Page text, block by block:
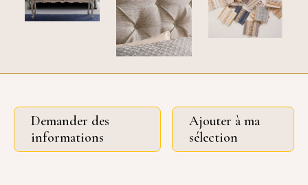
Demander des
informations
Ajouter à ma
sélection